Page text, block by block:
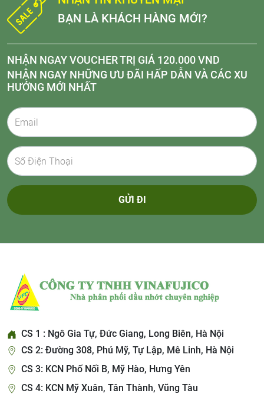
BẠN LÀ KHÁCH HÀNG MỚI?
NHẬN NGAY VOUCHER TRỊ GIÁ 120.000 VND
NHẬN NGAY NHỮNG ƯU ĐÃI HẤP DẪN VÀ CÁC XU
HƯỚNG MỚI NHẤT
GỬI ĐI
CS 1 : Ngô Gia Tự, Đức Giang, Long Biên, Hà Nội
CS 2: Đường 308, Phú Mỹ, Tự Lập, Mê Linh, Hà Nội
CS 3: KCN Phố Nối B, Mỹ Hào, Hưng Yên
CS 4: KCN Mỹ Xuân, Tân Thành, Vũng Tàu